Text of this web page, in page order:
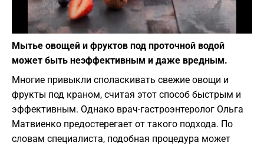
Фото: depositphotos.com
Мытье овощей и фруктов под проточной водой
может быть неэффективным и даже вредным.
Многие привыкли споласкивать свежие овощи и
фрукты под краном, считая этот способ быстрым и
эффективным. Однако врач-гастроэнтеролог Ольга
Матвиенко предостерегает от такого подхода. По
словам специалиста, подобная процедура может